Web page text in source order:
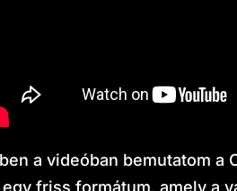
a videóban bemutatom a
egy friss formátum, amely a